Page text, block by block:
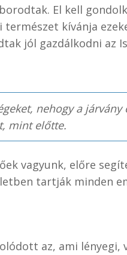
El kell
kívánja
jól gazdálkodni az
nehogy a
mint előtte.
vagyunk, előre
tartják minden
az, ami lényegi,